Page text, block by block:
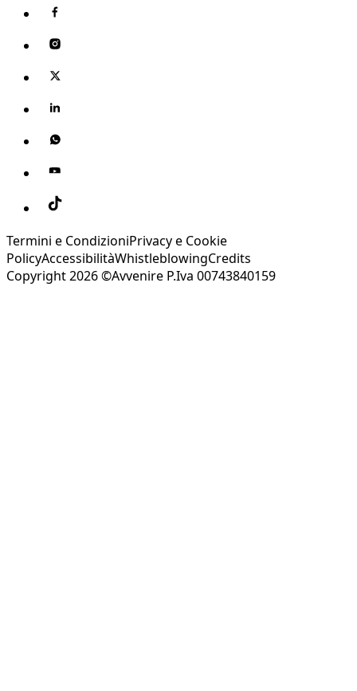
Termini e CondizioniPrivacy e Cookie
PolicyAccessibilitàWhistleblowingCredits
Copyright 2026 ©Avvenire P.Iva 00743840159